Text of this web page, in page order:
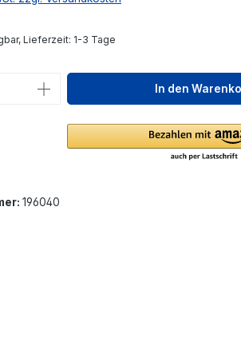
Lieferzeit: 1-3 Tage
Anzahl: Gib denIn den
196040